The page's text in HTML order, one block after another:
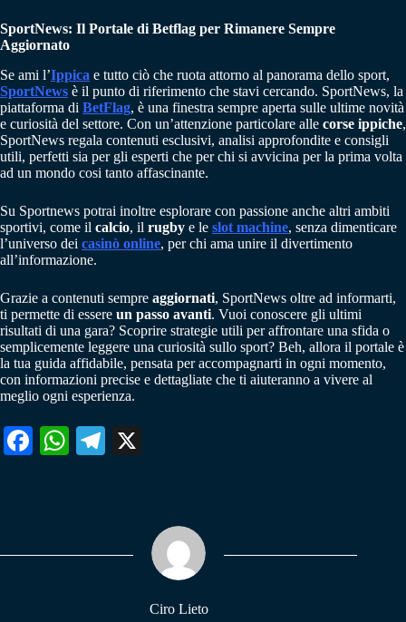
SportNews: Il Portale di Betflag per Rimanere Sempre
Aggiornato
Se ami l’Ippica e tutto ciò che ruota attorno al panorama dello sport,
SportNews è il punto di riferimento che stavi cercando. SportNews, la
piattaforma di BetFlag, è una finestra sempre aperta sulle ultime novità
e curiosità del settore. Con un’attenzione particolare alle corse ippiche,
SportNews regala contenuti esclusivi, analisi approfondite e consigli
utili, perfetti sia per gli esperti che per chi si avvicina per la prima volta
ad un mondo cosi tanto affascinante.
Su Sportnews potrai inoltre esplorare con passione anche altri ambiti
sportivi, come il calcio, il rugby e le slot machine, senza dimenticare
l’universo dei casinò online, per chi ama unire il divertimento
all’informazione.
Grazie a contenuti sempre aggiornati, SportNews oltre ad informarti,
ti permette di essere un passo avanti. Vuoi conoscere gli ultimi
risultati di una gara? Scoprire strategie utili per affrontare una sfida o
semplicemente leggere una curiosità sullo sport? Beh, allora il portale è
la tua guida affidabile, pensata per accompagnarti in ogni momento,
con informazioni precise e dettagliate che ti aiuteranno a vivere al
meglio ogni esperienza.
Fa W
pp
Te
m
Ciro Lieto